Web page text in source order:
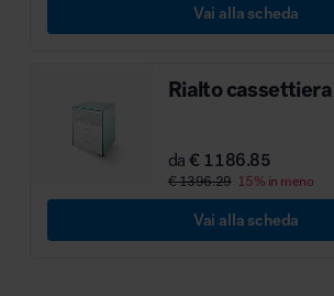
Vai alla scheda
Rialto cassettiera
da€ 1186.85
€ 1396.29 15% in meno
Vai alla scheda